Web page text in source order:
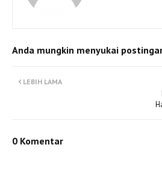
Anda mungkin menyukai
LEBIH LAMA
0 Komentar